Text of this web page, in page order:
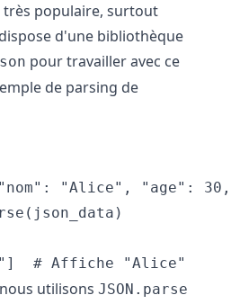
très populaire, surtout
d'une bibliothèque
pour travailler avec ce
de parsing de
"Alice", "age":
utilisons JSON.parse